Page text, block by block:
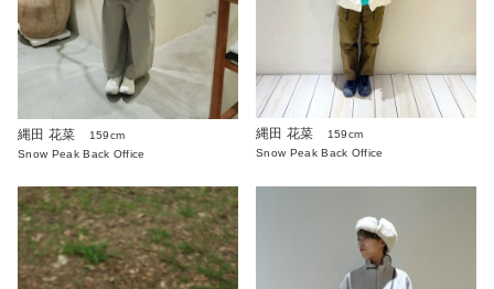
縄田 花菜
159cm
Snow Peak Back Office
縄田 花菜
159cm
Snow Peak Back Office